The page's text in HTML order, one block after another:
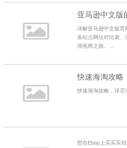
亚马逊中文版
详解亚马逊中文版官
各站点网址对比表
境电商之旅。...
快速海淘攻略
快速海淘攻略，详尽
想在Ebay上买买买